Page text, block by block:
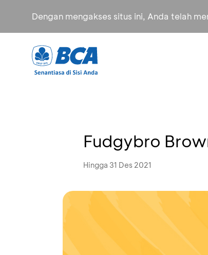
Dengan mengakses situs ini, Anda telah
Fudgybro
Hingga 31 Des 2021